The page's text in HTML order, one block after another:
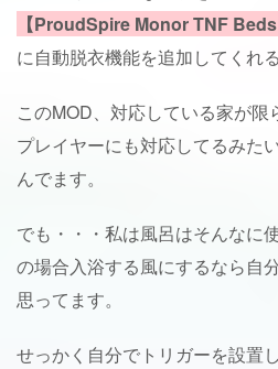
【ProudSpire Monor TNF Beds
に自動脱衣機能を追加してくれ
このMOD、対応している家が
プレイヤーにも対応してるみた
んでます。
でも・・・私は風呂はそんなに
の場合入浴する風にするなら自
思ってます。
せっかく自分でトリガーを設置